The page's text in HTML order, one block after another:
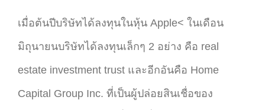
เมื่อต้นปีบริษัทได้ลงทุนในหุ้น Apple< ในเดือน
มิถุนายนบริษัทได้ลงทุนเล็กๆ 2 อย่าง คือ real
estate investment trust และอีกอันคือ Home
Capital Group Inc. ที่เป็นผู้ปล่อยสินเชื่อของ